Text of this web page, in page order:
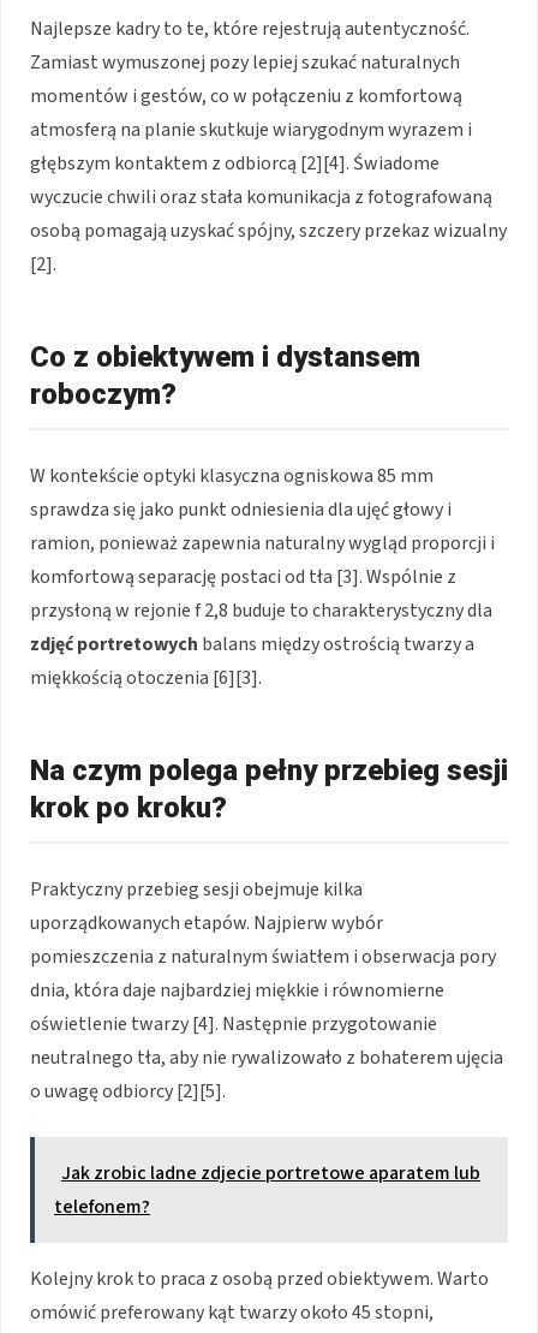
Najlepsze kadry to te, które rejestrują autentyczność.
Zamiast wymuszonej pozy lepiej szukać naturalnych
momentów i gestów, co w połączeniu z komfortową
atmosferą na planie skutkuje wiarygodnym wyrazem i
głębszym kontaktem z odbiorcą [2][4]. Świadome
wyczucie chwili oraz stała komunikacja z fotografowaną
osobą pomagają uzyskać spójny, szczery przekaz wizualny
[2].
Co z obiektywem i dystansem
roboczym?
W kontekście optyki klasyczna ogniskowa 85 mm
sprawdza się jako punkt odniesienia dla ujęć głowy i
ramion, ponieważ zapewnia naturalny wygląd proporcji i
komfortową separację postaci od tła [3]. Wspólnie z
przysłoną w rejonie f 2,8 buduje to charakterystyczny dla
zdjęć portretowych balans między ostrością twarzy a
miękkością otoczenia [6][3].
Na czym polega pełny przebieg sesji
krok po kroku?
Praktyczny przebieg sesji obejmuje kilka
uporządkowanych etapów. Najpierw wybór
pomieszczenia z naturalnym światłem i obserwacja pory
dnia, która daje najbardziej miękkie i równomierne
oświetlenie twarzy [4]. Następnie przygotowanie
neutralnego tła, aby nie rywalizowało z bohaterem ujęcia
o uwagę odbiorcy [2][5].
Jak zrobic ladne zdjecie portretowe aparatem lub
telefonem?
Kolejny krok to praca z osobą przed obiektywem. Warto
omówić preferowany kąt twarzy około 45 stopni,